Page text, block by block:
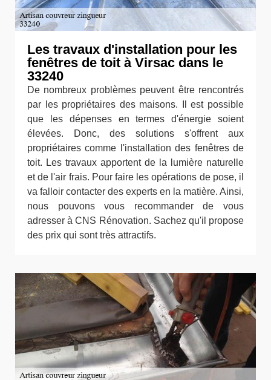
Les travaux d'installation pour les
fenêtres de toit à Virsac dans le
33240
De nombreux problèmes peuvent être rencontrés
par les propriétaires des maisons. Il est possible
que les dépenses en termes d'énergie soient
élevées. Donc, des solutions s'offrent aux
propriétaires comme l'installation des fenêtres de
toit. Les travaux apportent de la lumière naturelle
et de l'air frais. Pour faire les opérations de pose, il
va falloir contacter des experts en la matière. Ainsi,
nous pouvons vous recommander de vous
adresser à CNS Rénovation. Sachez qu'il propose
des prix qui sont très attractifs.